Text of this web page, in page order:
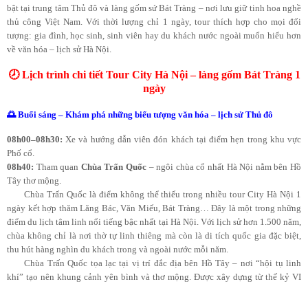
bật tại trung tâm Thủ đô và làng gốm sứ Bát Tràng – nơi lưu giữ tinh hoa nghề
thủ công Việt Nam. Với thời lượng chỉ 1 ngày, tour thích hợp cho mọi đối
tượng: gia đình, học sinh, sinh viên hay du khách nước ngoài muốn hiểu hơn
về văn hóa – lịch sử Hà Nội.
🕗 Lịch trình chi tiết Tour City Hà Nội – làng gốm Bát Tràng 1
ngày
🌅 Buổi sáng – Khám phá những biểu tượng văn hóa – lịch sử Thủ đô
08h00–08h30: Xe và hướng dẫn viên đón khách tại điểm hẹn trong khu vực
Phố cổ.
08h40: Tham quan Chùa Trấn Quốc – ngôi chùa cổ nhất Hà Nội nằm bên Hồ
Tây thơ mộng.
Chùa Trấn Quốc là điểm không thể thiếu trong nhiều tour City Hà Nội 1
ngày kết hợp thăm Lăng Bác, Văn Miếu, Bát Tràng… Đây là một trong những
điểm du lịch tâm linh nổi tiếng bậc nhất tại Hà Nội. Với lịch sử hơn 1.500 năm,
chùa không chỉ là nơi thờ tự linh thiêng mà còn là di tích quốc gia đặc biệt,
thu hút hàng nghìn du khách trong và ngoài nước mỗi năm.
Chùa Trấn Quốc tọa lạc tại vị trí đắc địa bên Hồ Tây – nơi “hội tụ linh
khí” tạo nên khung cảnh yên bình và thơ mộng. Được xây dựng từ thế kỷ VI